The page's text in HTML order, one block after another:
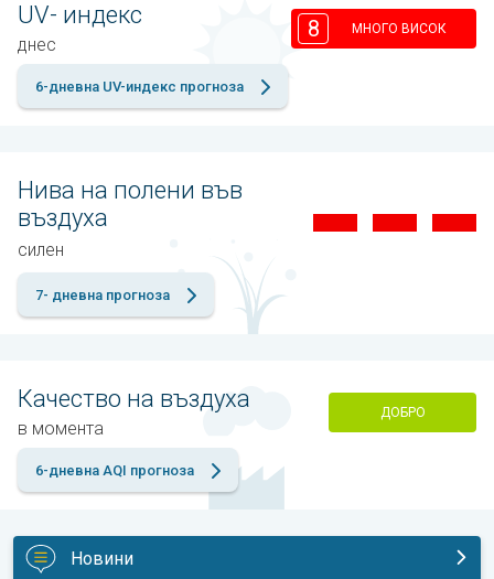
UV- индекс
днес
8 МНОГО ВИСОК
6-дневна UV-индекс прогноза
Нива на полени във
въздуха
силен
7- дневна прогноза
Качество на въздуха
в момента
ДОБРО
6-дневна AQI прогноза
Новини